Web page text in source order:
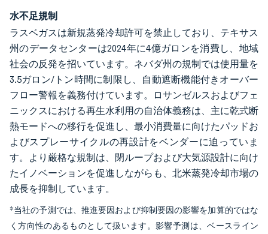
水不足規制
ラスベガスは新規蒸発冷却許可を禁止しており、テキサス
州のデータセンターは2024年に4億ガロンを消費し、地域
社会の反発を招いています。ネバダ州の規制では使用量を
3.5ガロン/トン時間に制限し、自動遮断機能付きオーバー
フロー警報を義務付けています。ロサンゼルスおよびフェ
ニックスにおける再生水利用の自治体義務は、主に乾式断
熱モードへの移行を促進し、最小消費量に向けたパッドお
よびスプレーサイクルの再設計をベンダーに迫っていま
す。より厳格な規制は、閉ループおよび大気源設計に向け
たイノベーションを促進しながらも、北米蒸発冷却市場の
成長を抑制しています。
*当社の予測では、推進要因および抑制要因の影響を加算的ではな
く方向性のあるものとして扱います。影響予測は、ベースライン